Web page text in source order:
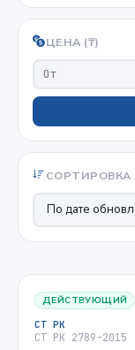
ЦЕНА (₸)
СОРТИРОВКА
ДЕЙСТВУЮЩИЙ
СТ РК
СТ РК 2789-2015